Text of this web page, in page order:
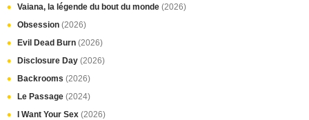
Vaiana, la légende du bout du monde (2026)
Obsession (2026)
Evil Dead Burn (2026)
Disclosure Day (2026)
Backrooms (2026)
Le Passage (2024)
I Want Your Sex (2026)